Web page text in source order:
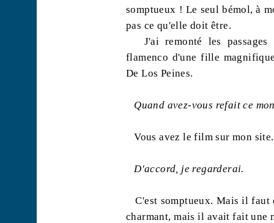
somptueux ! Le seul bémol, à
pas ce qu'elle doit être.
J'ai remonté les
flamenco d'une fille
De Los Peines.
Quand avez-vous refait ce
Vous avez le film sur mon
D'accord, je regarderai.
C'est somptueux. Mais il faut
charmant, mais il avait fait une